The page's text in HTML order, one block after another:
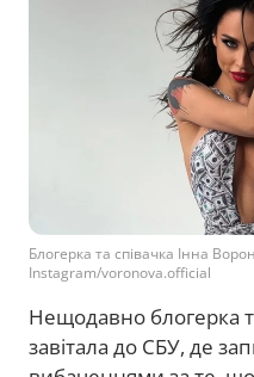
Блогерка та співачка Інна
Instagram/voronova.official
Нещодавно блогерка
завітала до СБУ, де